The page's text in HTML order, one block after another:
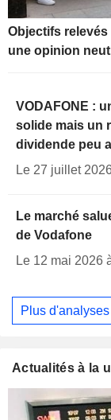
Objectifs
une opinion
VODAFONE :
solide mais un
dividende peu
Le 27 juillet
Le marché
de Vodafone
Le 12 mai 2026
Plus d'analyses
Actualités à la